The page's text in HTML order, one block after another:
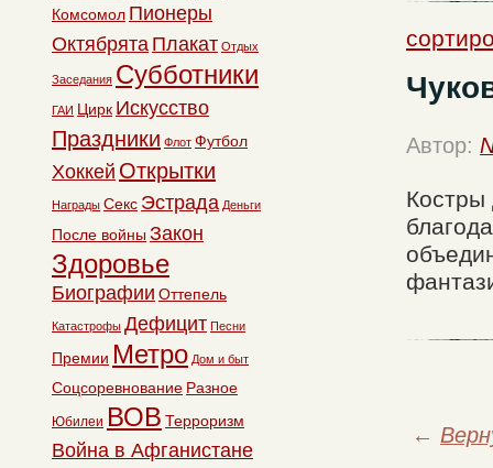
Автор:
Костры
←
Комсомол Пионеры
Октябрята Плакат Отдых
Заседания Субботники
ГАИ Цирк Искусство
Праздники Флот Футбол
Хоккей Открытки
Награды Секс Эстрада Деньги
После войны Закон
Здоровье
Биографии Оттепель
Катастрофы Дефицит Песни
Премии Метро Дом и быт
Соцсоревнование Разное
Юбилеи ВОВ Терроризм
Война в Афганистане